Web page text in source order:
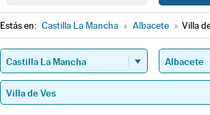
Estás en: Castilla La Mancha » Albacete » Villa